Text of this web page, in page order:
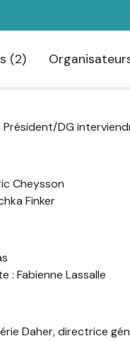
(2)
DG
Cheysson
Finker
: Fabienne Lassalle
Daher, directrice